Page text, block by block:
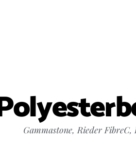
Gammastone, Rieder FibreC,